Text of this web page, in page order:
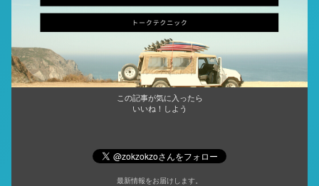
この記事が気に入ったら
いいね！しよう
最新情報をお届けします。